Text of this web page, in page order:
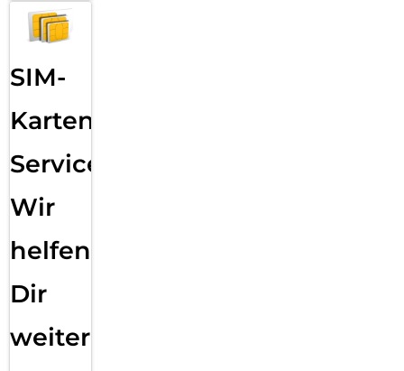
SIM-
Karten
Service:
Wir
helfen
Dir
weiter